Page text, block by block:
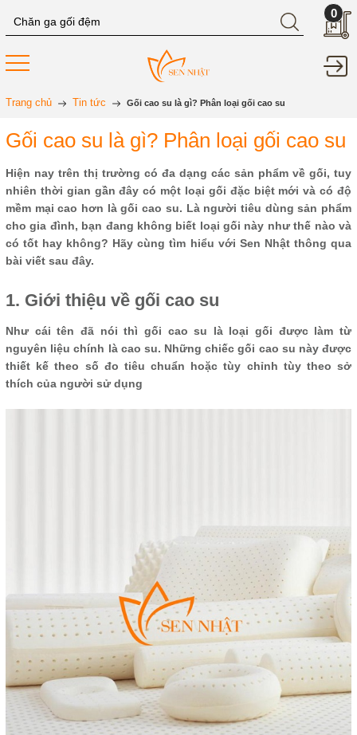
0
Trang chủ Tin tức Gối cao su là gì? Phân loại gối cao su
Gối cao su là gì? Phân loại gối cao su
Hiện nay trên thị trường có đa dạng các sản phẩm về gối, tuy
nhiên thời gian gần đây có một loại gối đặc biệt mới và có độ
mềm mại cao hơn là gối cao su. Là người tiêu dùng sản phẩm
cho gia đình, bạn đang không biết loại gối này như thế nào và
có tốt hay không? Hãy cùng tìm hiểu với Sen Nhật thông qua
bài viết sau đây.
1. Giới thiệu về gối cao su
Như cái tên đã nói thì gối cao su là loại gối được làm từ
nguyên liệu chính là cao su. Những chiếc gối cao su này được
thiết kế theo số đo tiêu chuẩn hoặc tùy chỉnh tùy theo sở
thích của người sử dụng